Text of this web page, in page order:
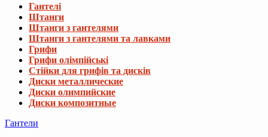
Гантелі
Штанги
Штанги з гантелями
Штанги з гантелями та лавками
Грифи
Грифи олімпійські
Стійки для грифів та дисків
Диски металлические
Диски олимпийские
Диски композитные
Гантели